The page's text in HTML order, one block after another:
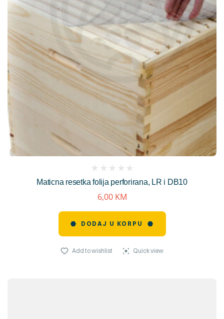
Maticna resetka folija perforirana, LR i DB10
reviews)
6,00 KM
DODAJ U KORPU
Add to wishlist Quick view